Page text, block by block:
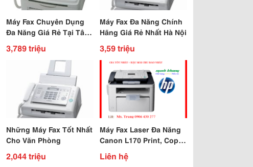
Máy Fax Chuyên Dụng
Đa Năng Giá Rẻ Tại Tân
Phát
3,789 triệu
Máy Fax Đa Năng Chính
Hãng Giá Rẻ Nhất Hà Nội
3,59 triệu
Những Máy Fax Tốt Nhất
Cho Văn Phòng
2,044 triệu
Máy Fax Laser Đa Năng
Canon L170 Print, Copy,
Fax Giá Tốt Nhất + Hậu
Mãi Chu Đáo
Liên hệ